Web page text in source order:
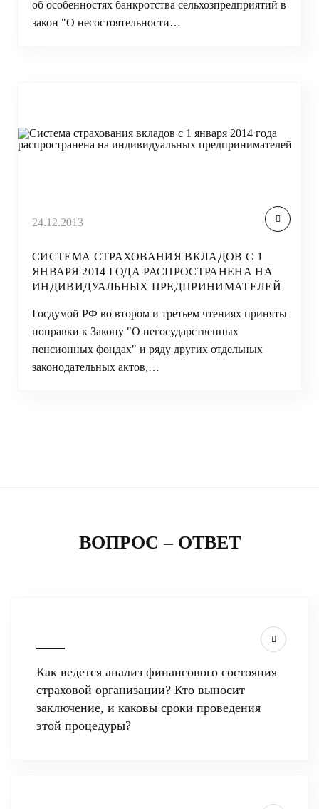
об особенностях банкротства сельхозпредприятий в
закон "О несостоятельности…
24.12.2013
СИСТЕМА СТРАХОВАНИЯ ВКЛАДОВ С 1
ЯНВАРЯ 2014 ГОДА РАСПРОСТРАНЕНА НА
ИНДИВИДУАЛЬНЫХ ПРЕДПРИНИМАТЕЛЕЙ
Госдумой РФ во втором и третьем чтениях приняты
поправки к Закону "О негосударственных
пенсионных фондах" и ряду других отдельных
законодательных актов,…
ВОПРОС – ОТВЕТ
Как ведется анализ финансового состояния
страховой организации? Кто выносит
заключение, и каковы сроки проведения
этой процедуры?